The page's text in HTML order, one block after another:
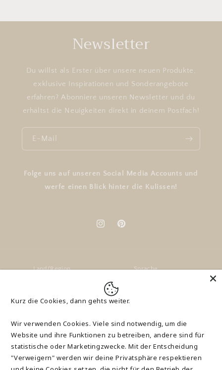
Newsletter
Du willst als Erster über unsere neuen Produkte,
exklusive Inspirationen und Sonderangebote
erfahren? Abonniere unseren Newsletter und du
erhältst die Neuigkeiten direkt in deinem Postfach!
E-Mail
Folge uns auf unseren Social Media Accounts und
werfe einen Blick hinter die Kulissen!
InstagramPinterest
Land/Region Sprache
Kurz die Cookies, dann gehts weiter.
Wir verwenden Cookies. Viele sind notwendig, um die
Website und ihre Funktionen zu betreiben, andere sind für
statistische oder Marketingzwecke. Mit der Entscheidung
"Verweigern" werden wir deine Privatsphäre respektieren